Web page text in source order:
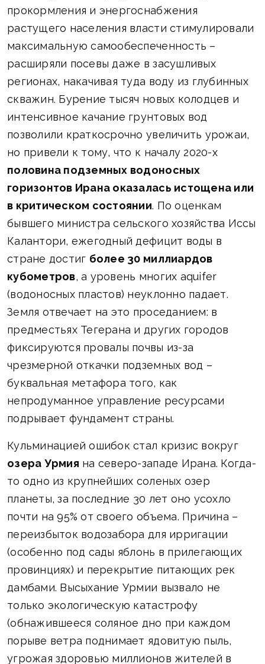
прокормления и энергоснабжения
растущего населения власти стимулировали
максимальную самообеспеченность –
расширяли посевы даже в засушливых
регионах, накачивая туда воду из глубинных
скважин. Бурение тысяч новых колодцев и
интенсивное качание грунтовых вод
позволили краткосрочно увеличить урожаи,
но привели к тому, что к началу 2020-х
половина подземных водоносных
горизонтов Ирана оказалась истощена или
в критическом состоянии. По оценкам
бывшего министра сельского хозяйства Иссы
Калантори, ежегодный дефицит воды в
стране достиг более 30 миллиардов
кубометров, а уровень многих aquifer
(водоносных пластов) неуклонно падает.
Земля отвечает на это проседанием: в
предместьях Тегерана и других городов
фиксируются провалы почвы из-за
чрезмерной откачки подземных вод –
буквальная метафора того, как
непродуманное управление ресурсами
подрывает фундамент страны.
Кульминацией ошибок стал кризис вокруг
озера Урмия на северо-западе Ирана. Когда-
то одно из крупнейших соленых озер
планеты, за последние 30 лет оно усохло
почти на 95% от своего объема. Причина –
переизбыток водозабора для ирригации
(особенно под сады яблонь в прилегающих
провинциях) и перекрытие питающих рек
дамбами. Высыхание Урмии вызвало не
только экологическую катастрофу
(обнажившееся соляное дно при каждом
порыве ветра поднимает ядовитую пыль,
угрожая здоровью миллионов жителей в